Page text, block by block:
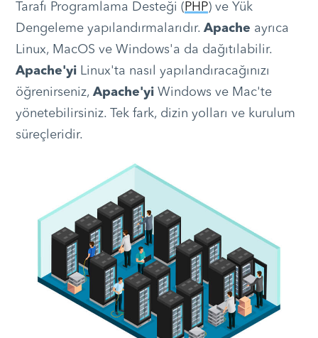
Tarafı Programlama Desteği ( PHP) ve Yük
Dengeleme yapılandırmalarıdır. Apache ayrıca
Linux, MacOS ve Windows'a da dağıtılabilir.
Apache'yiLinux'ta nasıl yapılandıracağınızı
öğrenirseniz, Apache'yiWindows ve Mac'te
yönetebilirsiniz. Tek fark, dizin yolları ve kurulum
süreçleridir.